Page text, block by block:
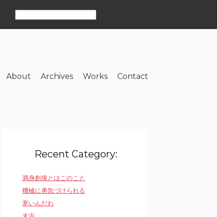
About Archives Works Contact
Recent Category:
満身創痍とはこのこと
機械に勇気づけられる
寒いんだわ